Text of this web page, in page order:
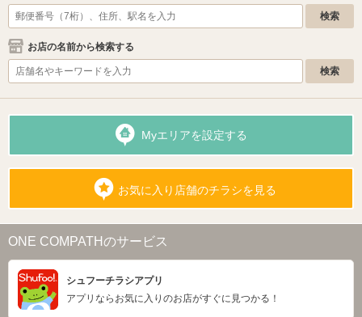
お店の名前から検索する
Myエリアを設定する
お気に入り店舗のチラシを見る
ONE COMPATHのサービス
シュフーチラシアプリ
アプリならお気に入りのお店がすぐに見つかる！